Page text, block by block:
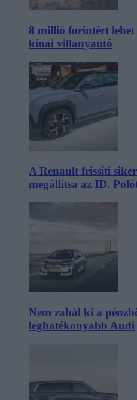
8 millió forintért lehet
kínai villanyautó
A Renault frissíti
megállítsa az ID.
Nem zabál ki a
leghatékonyabb Audi